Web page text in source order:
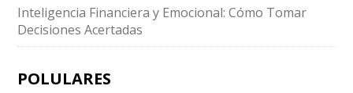
Inteligencia Financiera y Emocional: Cómo Tomar
Decisiones Acertadas
POLULARES